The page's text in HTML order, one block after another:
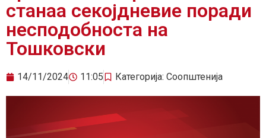
станаа секојдневие поради
несподобноста на
Тошковски
14/11/2024 11:05 Категорија: Соопштенија